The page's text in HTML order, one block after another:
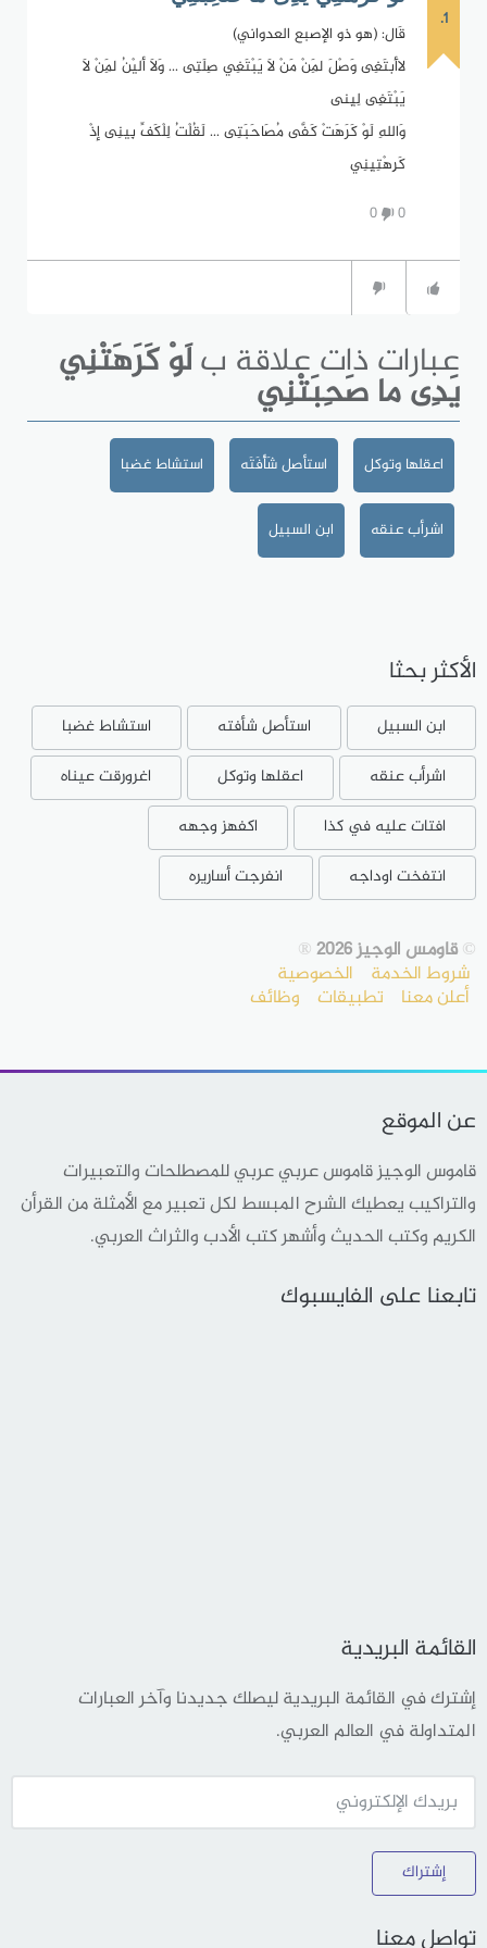
1.
قَال: (هو ذو الإصبع العدواني)
لاأَبتَغِى وَصْلَ لِمَنْ مَنْ لاَ يَبْتَغِي صِلَتِى ... وَلاَ أليْنُ لِمَنْ لاَ
يَبْتَغِى لِيِنى
وَاللهِ لَوْ كَرَهَتْ كَفَّى مُصَاحَبَتِى ... لَقُلْتُ لِلْكَفِّ بِينِى إذْ
كَرِهْتِيِنِي
0
0
عبارات ذات علاقة بلَوْ كَرَهَتْنِي
يَدِى ما صَحِبَتْنِي
اعقلها وتوكل استأصل شَأْفَتَه استشاط غضبا
اشرأب عنقه ابن السبيل
الأكثر بحثا
ابن السبيل استأصل شأفته
استشاط غضبا
اشرأب عنقه
اعقلها وتوكل
اغرورقت عيناه
افتات عليه في كذا
اكفهز وجهه
انتفخت اوداجه
انفرجت أساريره
©قاومس الوجيز 2026 ®
شروط الخدمة الخصوصية
أعلن معنا تطبيقات وظائف
عن الموقع
قاموس الوجيز قاموس عربي عربي للمصطلحات والتعبيرات
والتراكيب يعطيك الشرح المبسط لكل تعبير مع الأمثلة من القرأن
الكريم وكتب الحديث وأشهر كتب الأدب والثراث العربي.
تابعنا على الفايسبوك
القائمة البريدية
إشترك في القائمة البريدية ليصلك جديدنا وآخر العبارات
المتداولة في العالم العربي.
إشتراك
تواصل معنا